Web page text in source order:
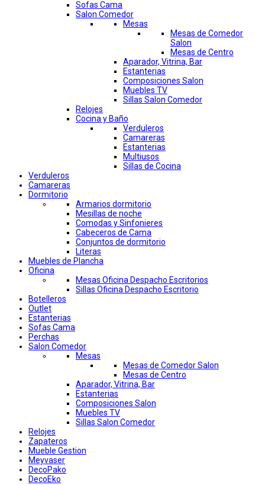
Sofas Cama
Salon Comedor
Mesas
Mesas de Comedor
Salon
Mesas de Centro
Aparador, Vitrina, Bar
Estanterias
Composiciones Salon
Muebles TV
Sillas Salon Comedor
Relojes
Cocina y Baño
Verduleros
Camareras
Estanterias
Multiusos
Sillas de Cocina
Verduleros
Camareras
Dormitorio
Armarios dormitorio
Mesillas de noche
Comodas y Sinfonieres
Cabeceros de Cama
Conjuntos de dormitorio
Literas
Muebles de Plancha
Oficina
Mesas Oficina Despacho Escritorios
Sillas Oficina Despacho Escritorio
Botelleros
Outlet
Estanterias
Sofas Cama
Perchas
Salon Comedor
Mesas
Mesas de Comedor Salon
Mesas de Centro
Aparador, Vitrina, Bar
Estanterias
Composiciones Salon
Muebles TV
Sillas Salon Comedor
Relojes
Zapateros
Mueble Gestion
Meyvaser
DecoPako
DecoEko